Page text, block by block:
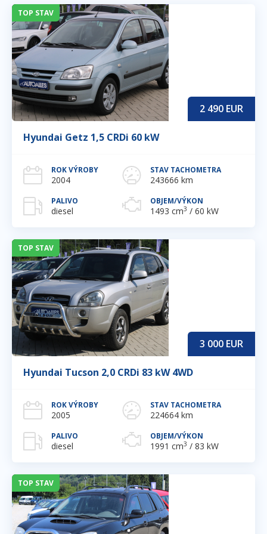
TOP STAV
2 490 EUR
Hyundai Getz 1,5 CRDi 60 kW
ROK VÝROBY
2004
STAV TACHOMETRA
243666 km
PALIVO
diesel
OBJEM/VÝKON
1493 cm3 / 60 kW
TOP STAV
3 000 EUR
Hyundai Tucson 2,0 CRDi 83 kW 4WD
ROK VÝROBY
2005
STAV TACHOMETRA
224664 km
PALIVO
diesel
OBJEM/VÝKON
1991 cm3 / 83 kW
TOP STAV